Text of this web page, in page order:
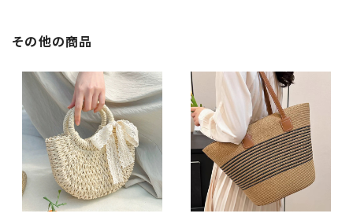
冬 着痩せ効果 きちんと見え カ
その他の商品